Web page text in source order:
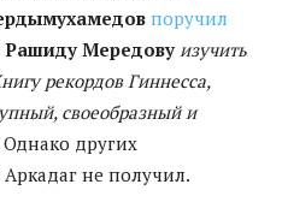
поручил
Рашиду Мередову изучить
рекордов Гиннесса,
своеобразный и
Однако других
Аркадаг не получил.